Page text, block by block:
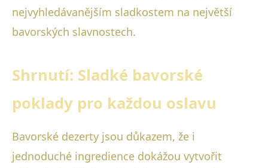
nejvyhledávanějším sladkostem na největší
bavorských slavnostech.
Shrnutí: Sladké bavorské
poklady pro každou oslavu
Bavorské dezerty jsou důkazem, že i
jednoduché ingredience dokážou vytvořit